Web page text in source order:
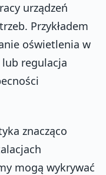
urządzeń
Przykładem
oświetlenia w
regulacja
znacząco
mogą wykrywać